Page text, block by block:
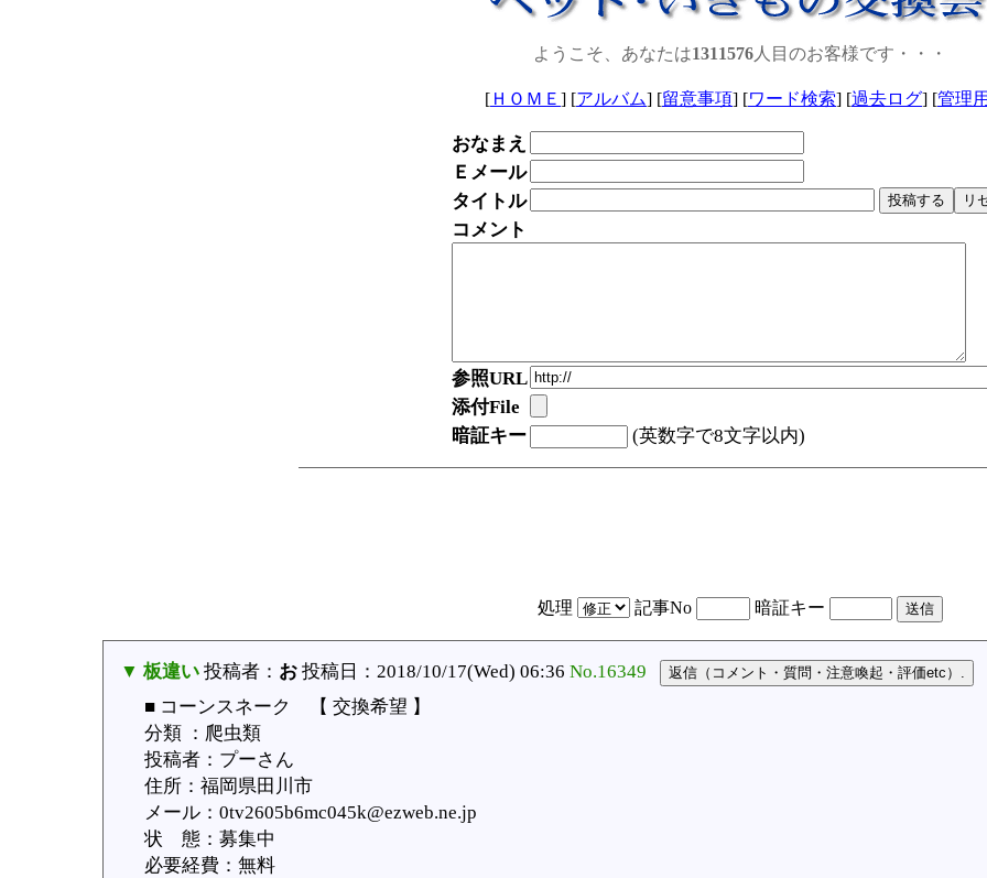
ようこそ、あなたは1311576 人目のお客様です・・・
[ ＨＯＭＥ ] [アルバム] [留意事項] [ワード検索] [過去ログ] [管理用
おなまえ
Ｅメール
タイトル
コメント
参照URL
添付File
暗証キー
(英数字で8文字以内)
処理 記事No 暗証キー
▼ 板違い投稿者： お投稿日：2018/10/17(Wed) 06:36 No.16349
■ コーンスネーク 【 交換希望 】
分類 ：爬虫類
投稿者：プーさん
住所：福岡県田川市
メール：0tv2605b6mc045k@ezweb.ne.jp
状 態：募集中
必要経費：無料